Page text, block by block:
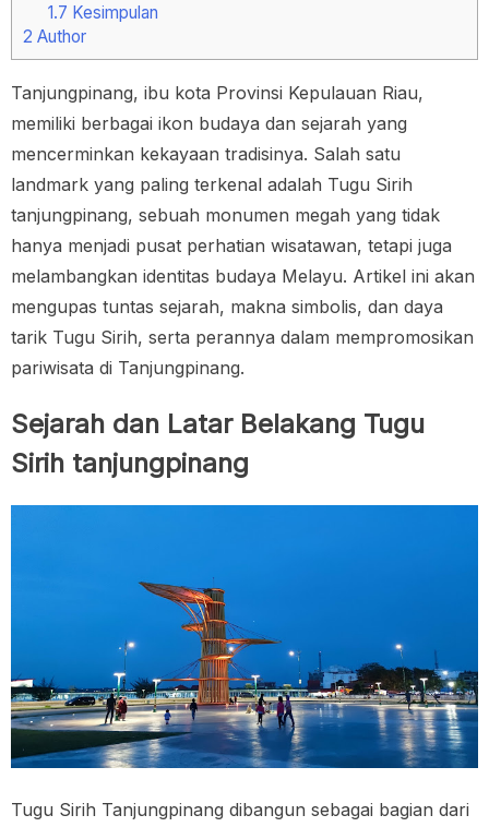
1.7 Kesimpulan
2 Author
Tanjungpinang, ibu kota Provinsi Kepulauan Riau,
memiliki berbagai ikon budaya dan sejarah yang
mencerminkan kekayaan tradisinya. Salah satu
landmark yang paling terkenal adalah Tugu Sirih
tanjungpinang, sebuah monumen megah yang tidak
hanya menjadi pusat perhatian wisatawan, tetapi juga
melambangkan identitas budaya Melayu. Artikel ini akan
mengupas tuntas sejarah, makna simbolis, dan daya
tarik Tugu Sirih, serta perannya dalam mempromosikan
pariwisata di Tanjungpinang.
Sejarah dan Latar Belakang Tugu
Sirih tanjungpinang
Tugu Sirih Tanjungpinang dibangun sebagai bagian dari